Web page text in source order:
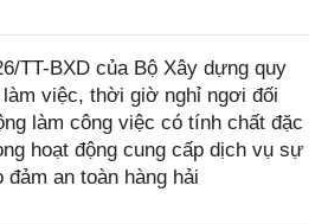
TT-BXD của Bộ Xây dựng quy
việc, thời giờ nghỉ ngơi đối
làm công việc có tính chất đặc
hoạt động cung cấp dịch vụ sự
đảm an toàn hàng hải